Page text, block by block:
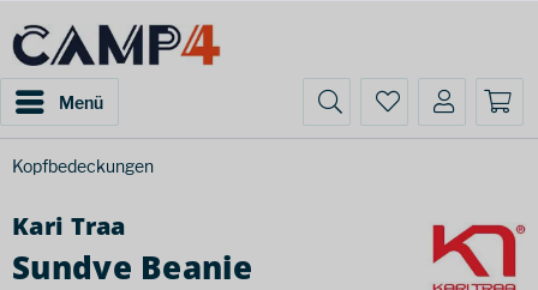
Menü
Kopfbedeckungen
Kari Traa
Sundve Beanie